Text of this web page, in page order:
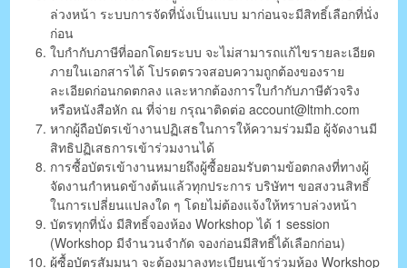
ล่วงหน้า ระบบการจัดที่นั่งเป็นแบบ มาก่อนจะมีสิทธิ์เลือกที่นั่ง
ก่อน
ใบกำกับภาษีที่ออกโดยระบบ จะไม่สามารถแก้ไขรายละเอียด
ภายในเอกสารได้ โปรดตรวจสอบความถูกต้องของราย
ละเอียดก่อนกดตกลง และหากต้องการใบกำกับภาษีตัวจริง
หรือหนังสือหัก ณ ที่จ่าย กรุณาติดต่อ account@ltmh.com
หากผู้ถือบัตรเข้างานปฏิเสธในการให้ความร่วมมือ ผู้จัดงานมี
สิทธิปฏิเสธการเข้าร่วมงานได้
การซื้อบัตรเข้างานหมายถึงผู้ซื้อยอมรับตามข้อตกลงที่ทางผู้
จัดงานกำหนดข้างต้นแล้วทุกประการ บริษัทฯ ขอสงวนสิทธิ์
ในการเปลี่ยนแปลงใด ๆ โดยไม่ต้องแจ้งให้ทราบล่วงหน้า
บัตรทุกที่นั่ง มีสิทธิ์จองห้อง Workshop ได้ 1 session
(Workshop มีจำนวนจำกัด จองก่อนมีสิทธิ์ได้เลือกก่อน)
ผู้ซื้อบัตรสัมมนา จะต้องมาลงทะเบียนเข้าร่วมห้อง Workshop